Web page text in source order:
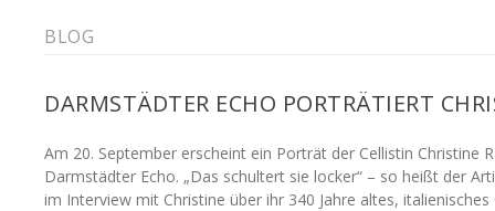
BLOG
DARMSTÄDTER ECHO PORTRÄTIERT
Am 20. September erscheint ein Porträt der Cellistin Christine
Darmstädter Echo. „Das schultert sie locker“ – so heißt der
im Interview mit Christine über ihr 340 Jahre altes,